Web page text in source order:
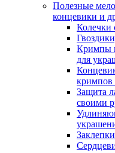
Полезные
концевики и
Колечки
Кримпы
для
кримпов
Защита
своими